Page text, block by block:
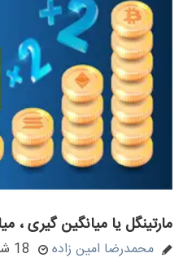
مارتینگل یا میانگین گیری ،
محمدرضا امین زاده 18 شهریور 1403